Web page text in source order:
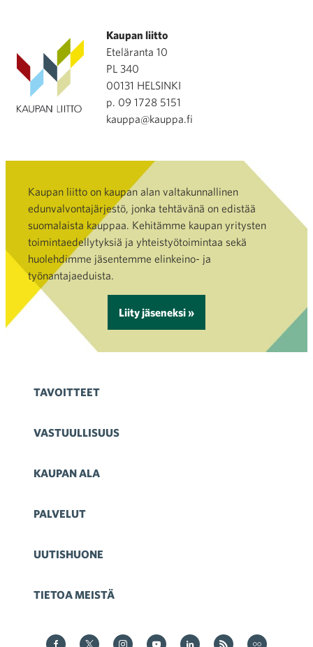
Kaupan liitto
Eteläranta 10
PL 340
00131 HELSINKI
p. 09 1728 5151
kauppa@kauppa.fi
Kaupan liitto on kaupan alan valtakunnallinen
edunvalvontajärjestö, jonka tehtävänä on edistää
suomalaista kauppaa. Kehitämme kaupan yritysten
toimintaedellytyksiä ja yhteistyötoimintaa sekä
huolehdimme jäsentemme elinkeino- ja
työnantajaeduista.
Liity jäseneksi »
TAVOITTEET
VASTUULLISUUS
KAUPAN ALA
PALVELUT
UUTISHUONE
TIETOA MEISTÄ
Kauppa Facebookissa
Kauppa Twitterissä
Kauppa on Instagram
Kauppa YouTubesssa
Kauppa LinkedInissä
Kauppa on RSS